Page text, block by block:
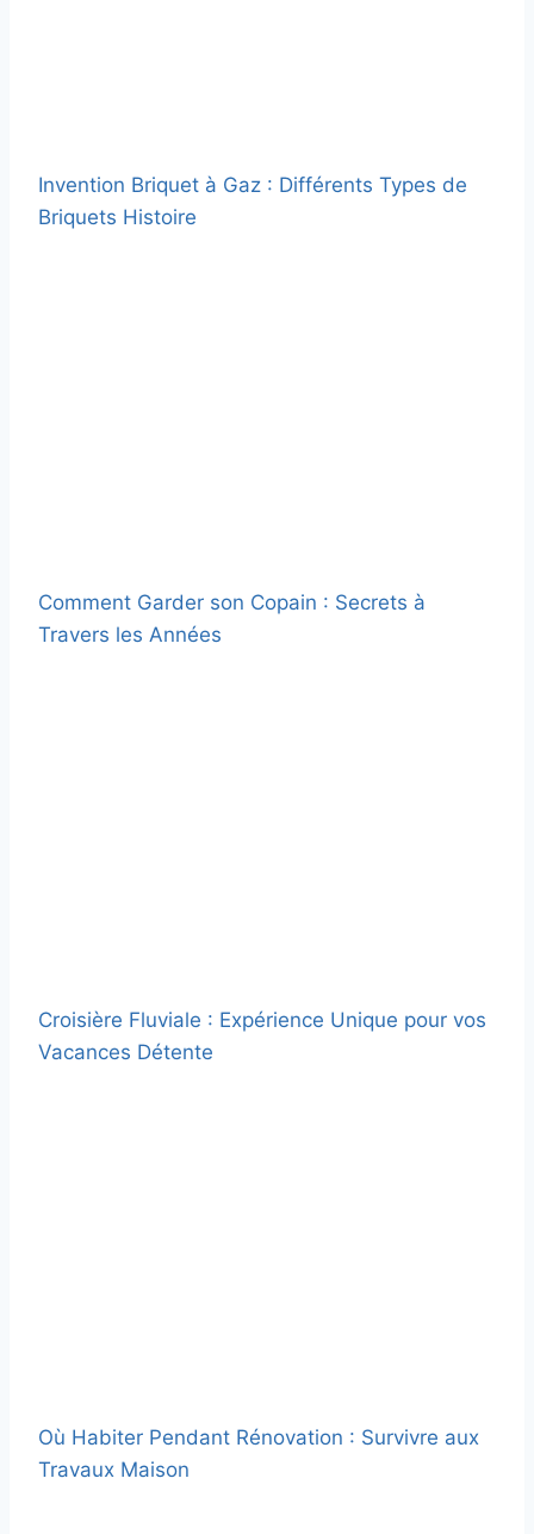
Invention Briquet à Gaz : Différents Types de
Briquets Histoire
Comment Garder son Copain : Secrets à
Travers les Années
Croisière Fluviale : Expérience Unique pour vos
Vacances Détente
Où Habiter Pendant Rénovation : Survivre aux
Travaux Maison